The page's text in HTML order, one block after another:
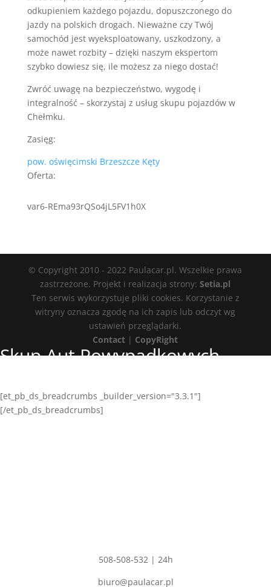
odkupieniem każdego pojazdu, dopuszczonego do
jazdy na polskich drogach. Nieważne czy Twój
samochód jest wyeksploatowany, uszkodzony, a
może nawet rozbity – dzięki naszym ekspertom
szybko dowiesz się, ile możesz za niego dostać!
Zwróć uwagę na bezpieczeństwo, wygodę i
integralność – skorzystaj z usług skupu pojazdów w
Chełmku.
Zasięg:
pow. oświęcimski Brzeszcze Kęty
Oferta:
var6-REma93rQSo4jL5FV1h0X
© Copyright 2010 - 2022 Paulacar.pl. Wszelkie prawa
zastrzeżone. Projekt i realizacja strony:Setia.pl
Ten serwis wykorzystuje pliki cookies. Korzystanie z
witryny oznacza zgodę na ich zapis lub odczyt wg
ustawień przeglądarki.
Contact | CopyRight
Skup Aut Powypadkowych
[et_pb_ds_breadcrumbs _builder_version="3.3.1"]
[/et_pb_ds_breadcrumbs]
508-508-532 | 24h
biuro@paulacar.pl